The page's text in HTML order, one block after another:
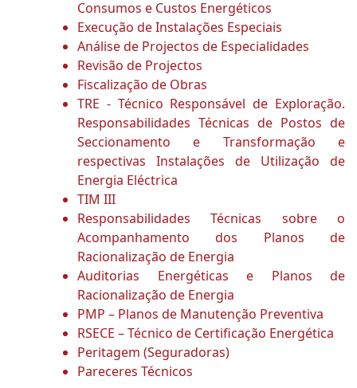
Consumos e Custos Energéticos
Execução de Instalações Especiais
Análise de Projectos de Especialidades
Revisão de Projectos
Fiscalização de Obras
TRE - Técnico Responsável de Exploração.
Responsabilidades Técnicas de Postos de
Seccionamento e Transformação e
respectivas Instalações de Utilização de
Energia Eléctrica
TIM III
Responsabilidades Técnicas sobre o
Acompanhamento dos Planos de
Racionalização de Energia
Auditorias Energéticas e Planos de
Racionalização de Energia
PMP – Planos de Manutenção Preventiva
RSECE – Técnico de Certificação Energética
Peritagem (Seguradoras)
Pareceres Técnicos